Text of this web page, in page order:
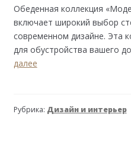
Обеденная коллекция
включает широкий выбор
современном дизайне. Эта
для обустройства вашего
далееСкидка
обеденные
столы
Рубрика: Дизайн и интерьер